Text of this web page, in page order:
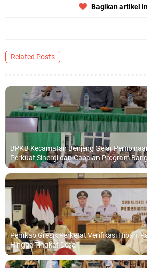
Bagikan artikel
Related Posts
BPKB Kecamatan Benjeng Gelar
Perkuat Sinergi dan Capaian Program
Pemkab Gresik Perketat Verifikasi Hibah:
Hingga Tingkat Desa